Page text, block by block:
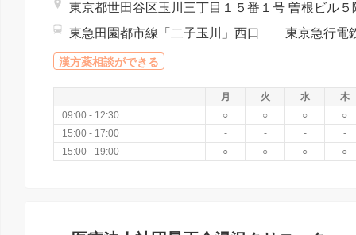
東京都世田谷区玉川三丁目１５番１号 曽根ビル５
漢方薬相談ができる
月 火 水
木
09:00 - 12:30
○ ○ ○
○
15:00 - 17:00
- - -
-
15:00 - 19:00
○ ○ ○ ○